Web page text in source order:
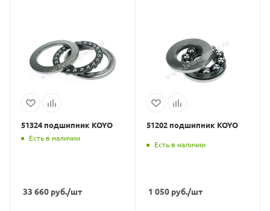
51324 подшипник KOYO
Есть в наличии
33 660 руб./шт
51202 подшипник KOYO
Есть в наличии
1 050руб./шт